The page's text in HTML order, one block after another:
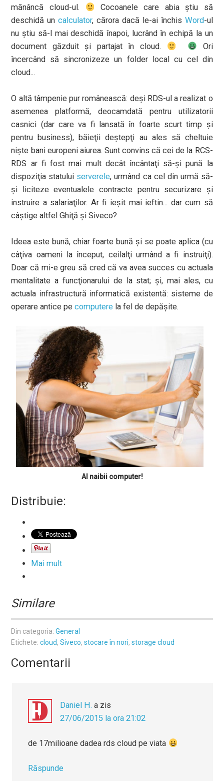
mănâncă cloud-ul.
Cocoanele care abia ştiu să
deschidă uncalculator, cărora dacă le-ai închis Word-ul
nu ştiu să-l mai deschidă înapoi, lucrând în echipă la un
document găzduit şi partajat în cloud.
Ori
încercând să sincronizeze un folder local cu cel din
cloud...
O altă tâmpenie pur românească: deşi RDS-ul a realizat o
asemenea platformă, deocamdată pentru utilizatorii
casnici (dar care va fi lansată în foarte scurt timp şi
pentru business), băieţii deştepţi au ales să cheltuie
nişte bani europeni aiurea. Sunt convins că cei de la RCS-
RDS ar fi fost mai mult decât încântaţi să-şi pună la
dispoziţia statului serverele, urmând ca cel din urmă să-
şi liciteze eventualele contracte pentru securizare şi
instruire a salariaţilor. Ar fi ieşit mai ieftin... dar cum să
câştige altfel Ghiţă şi Siveco?
Ideea este bună, chiar foarte bună şi se poate aplica (cu
câţiva oameni la început, ceilalţi urmând a fi instruiţi).
Doar că mi-e greu să cred că va avea succes cu actuala
mentalitate a funcţionarului de la stat; şi, mai ales, cu
actuala infrastructură informatică existentă: sisteme de
operare antice pecomputere la fel de depăşite.
Al naibii computer!
Distribuie:
Mai mult
Similare
Din categoria:General
Etichete:cloud,Siveco,stocare în nori,storage cloud
Comentarii
Daniel H. a zis
27/06/2015 la ora 21:02
de 17milioane dadea rds cloud pe viata
Răspunde